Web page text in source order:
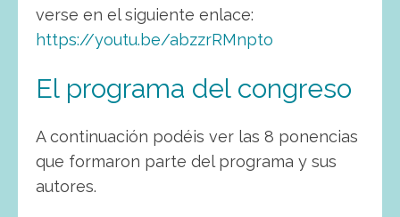
verse en el siguiente enlace:
https://youtu.be/abzzrRMnpto
El programa del congreso
A continuación podéis ver las 8 ponencias
que formaron parte del programa y sus
autores.